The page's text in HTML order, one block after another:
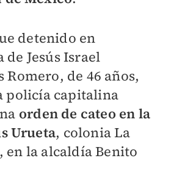
detenido en
de Jesús Israel
Romero, de 46 años,
policía capitalina
orden de cateo en la
Urueta, colonia La
en la alcaldía Benito